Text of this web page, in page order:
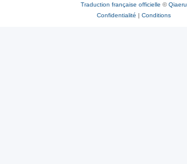
Traduction française officielle ©Qiaeru
Confidentialité | Conditions